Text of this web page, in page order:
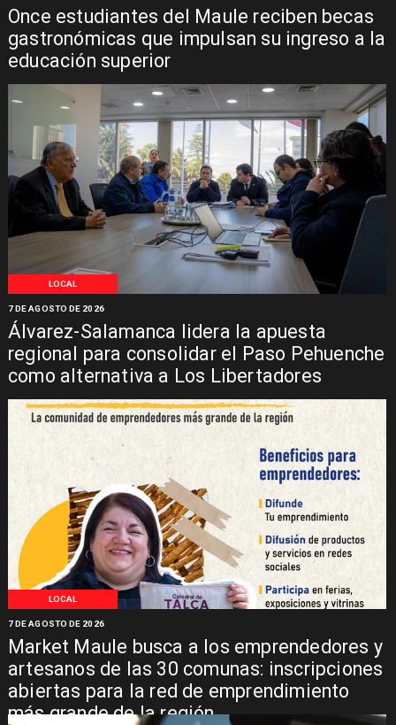
Once estudiantes del Maule reciben becas
gastronómicas que impulsan su ingreso a la
educación superior
LOCAL
Álvarez-Salamanca lidera la apuesta
regional para consolidar el Paso Pehuenche
como alternativa a Los Libertadores
7 DE AGOSTO DE 2026
LOCAL
Market Maule busca a los emprendedores y
artesanos de las 30 comunas: inscripciones
abiertas para la red de emprendimiento
más grande de la región
7 DE AGOSTO DE 2026